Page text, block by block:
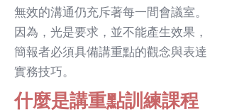
無效的溝通仍充斥著每一間會議室。
因為，光是要求，並不能產生效果，
簡報者必須具備講重點的觀念與表達
實務技巧。
什麼是講重點訓練課程